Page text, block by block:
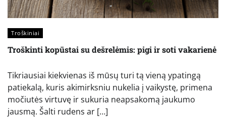
Troškiniai
Troškinti kopūstai su dešrelėmis: pigi ir soti vakarienė
Tikriausiai kiekvienas iš mūsų turi tą vieną ypatingą
patiekalą, kuris akimirksniu nukelia į vaikystę, primena
močiutės virtuvę ir sukuria neapsakomą jaukumo
jausmą. Šalti rudens ar […]